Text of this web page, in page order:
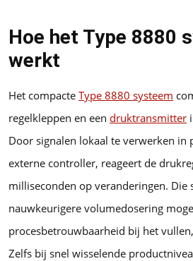
Hoe het Type 8880
werkt
Het compacte Type 8880 systeem
regelkleppen en een druktransmitter
Door signalen lokaal te verwerken in
externe controller, reageert de
milliseconden op veranderingen. Die
nauwkeurigere volumedosering
procesbetrouwbaarheid bij het
Zelfs bij snel wisselende